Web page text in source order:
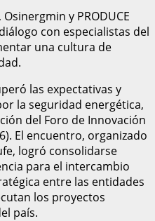
y PRODUCE
con especialistas del
una cultura de
las expectativas y
la seguridad energética,
del Foro de Innovación
El encuentro, organizado
logró consolidarse
para el intercambio
entre las entidades
los proyectos
país.